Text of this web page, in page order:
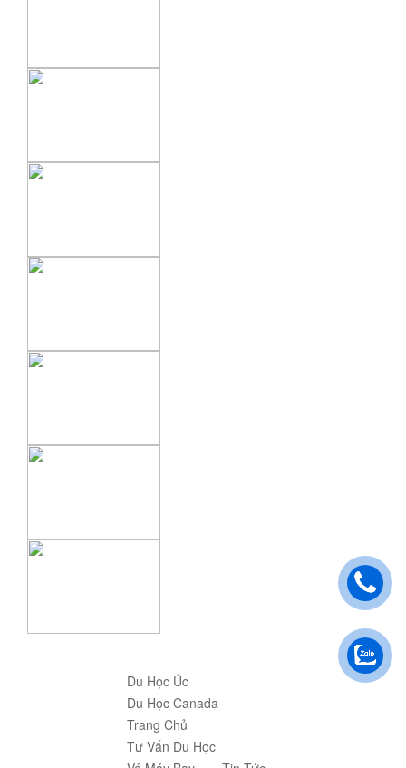
Du Học Úc
Du Học Canada
Trang Chủ
Tư Vấn Du Học